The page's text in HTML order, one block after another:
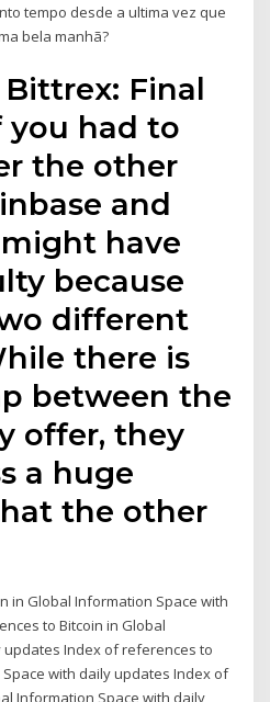
tempo desde a ultima vez que
bela manhã?
Bittrex: Final
you had to
the other
and
have
because
different
there is
between the
offer, they
a huge
the other
in Global Information Space with
to Bitcoin in Global
Index of references to
with daily updates Index of